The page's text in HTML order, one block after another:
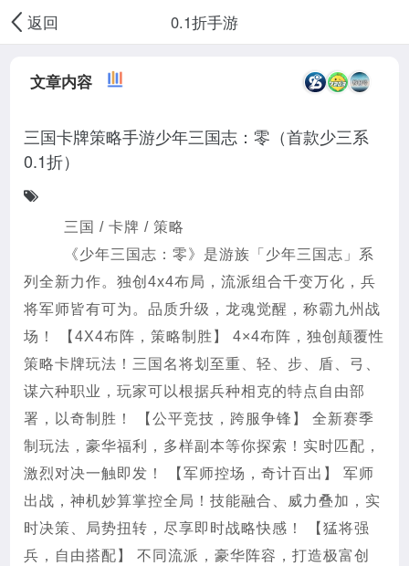
返回 0.1折手游
文章内容
三国卡牌策略手游少年三国志：零（首款少三系
0.1折）
三国 / 卡牌 / 策略
《少年三国志：零》是游族「少年三国志」系
列全新力作。独创4x4布局，流派组合千变万化，兵
将军师皆有可为。品质升级，龙魂觉醒，称霸九州战
场！ 【4X4布阵，策略制胜】 4×4布阵，独创颠覆性
策略卡牌玩法！三国名将划至重、轻、步、盾、弓、
谋六种职业，玩家可以根据兵种相克的特点自由部
署，以奇制胜！ 【公平竞技，跨服争锋】 全新赛季
制玩法，豪华福利，多样副本等你探索！实时匹配，
激烈对决一触即发！ 【军师控场，奇计百出】 军师
出战，神机妙算掌控全局！技能融合、威力叠加，实
时决策、局势扭转，尽享即时战略快感！ 【猛将强
兵，自由搭配】 不同流派，豪华阵容，打造极富创